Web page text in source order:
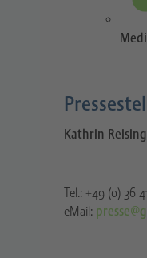
Kathrin
Tel.: +49 (0) 36
eMail: